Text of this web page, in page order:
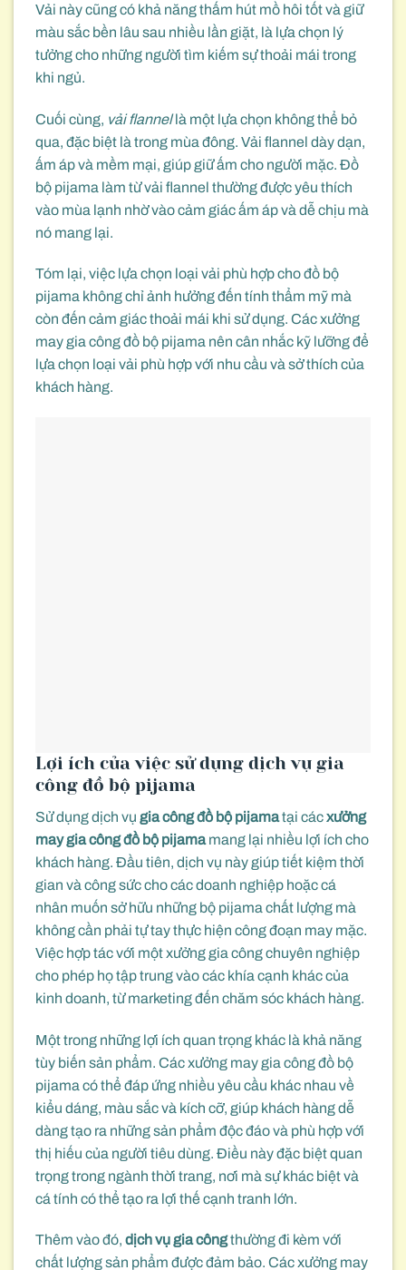
Vải này cũng có khả năng thấm hút mồ hôi tốt và giữ
màu sắc bền lâu sau nhiều lần giặt, là lựa chọn lý
tưởng cho những người tìm kiếm sự thoải mái trong
khi ngủ.
Cuối cùng, vải flannellà một lựa chọn không thể bỏ
qua, đặc biệt là trong mùa đông. Vải flannel dày dạn,
ấm áp và mềm mại, giúp giữ ấm cho người mặc. Đồ
bộ pijama làm từ vải flannel thường được yêu thích
vào mùa lạnh nhờ vào cảm giác ấm áp và dễ chịu mà
nó mang lại.
Tóm lại, việc lựa chọn loại vải phù hợp cho đồ bộ
pijama không chỉ ảnh hưởng đến tính thẩm mỹ mà
còn đến cảm giác thoải mái khi sử dụng. Các xưởng
may gia công đồ bộ pijama nên cân nhắc kỹ lưỡng để
lựa chọn loại vải phù hợp với nhu cầu và sở thích của
khách hàng.
Lợi ích của việc sử dụng dịch vụ gia
công đồ bộ pijama
Sử dụng dịch vụ gia công đồ bộ pijamatại cácxưởng
may gia công đồ bộ pijamamang lại nhiều lợi ích cho
khách hàng. Đầu tiên, dịch vụ này giúp tiết kiệm thời
gian và công sức cho các doanh nghiệp hoặc cá
nhân muốn sở hữu những bộ pijama chất lượng mà
không cần phải tự tay thực hiện công đoạn may mặc.
Việc hợp tác với một xưởng gia công chuyên nghiệp
cho phép họ tập trung vào các khía cạnh khác của
kinh doanh, từ marketing đến chăm sóc khách hàng.
Một trong những lợi ích quan trọng khác là khả năng
tùy biến sản phẩm. Các xưởng may gia công đồ bộ
pijama có thể đáp ứng nhiều yêu cầu khác nhau về
kiểu dáng, màu sắc và kích cỡ, giúp khách hàng dễ
dàng tạo ra những sản phẩm độc đáo và phù hợp với
thị hiếu của người tiêu dùng. Điều này đặc biệt quan
trọng trong ngành thời trang, nơi mà sự khác biệt và
cá tính có thể tạo ra lợi thế cạnh tranh lớn.
Thêm vào đó, dịch vụ gia côngthường đi kèm với
chất lượng sản phẩm được đảm bảo. Các xưởng may